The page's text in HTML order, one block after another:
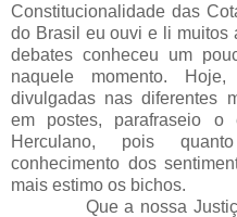
Constitucionalidade das
do Brasil eu ouvi e li muitos
debates conheceu um
naquele momento.
divulgadas nas diferentes
em postes, parafraseio o
Herculano, pois
conhecimento dos
mais estimo os bichos.
Que a nossa Justiça é